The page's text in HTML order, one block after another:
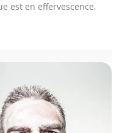
est en effervescence,